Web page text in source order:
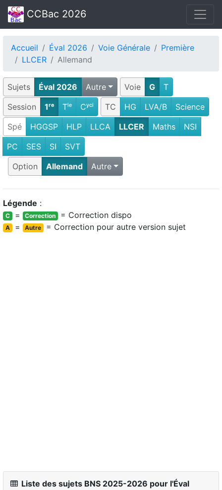
CCBac 2026
Accueil Éval 2026 Voie Générale
Première
LLCER
Allemand
Sujets Éval 2026 Autre Voie G
T
Session
1ʳᵉ Tˡᵉ Cʸᶜˡ TC HG LVA/B
Science
Spé
HGGSP HLP LLCA LLCER Maths
NSI
PC
SES SI
SVT
Option
Allemand Autre
Légende :
C = Correction = Correction dispo
A = Autre = Correction pour autre version sujet
Liste des sujets BNS 2025-2026 pour l'Éval